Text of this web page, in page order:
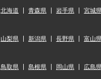
北海道 青森県 岩手県 宮城
山梨県 新潟県 長野県 富山
鳥取県 島根県 岡山県 広島